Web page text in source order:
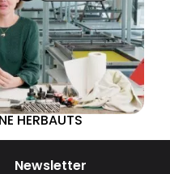
HERBAUTS
Newsletter